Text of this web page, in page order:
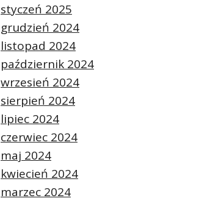
styczeń 2025
grudzień 2024
listopad 2024
październik 2024
wrzesień 2024
sierpień 2024
lipiec 2024
czerwiec 2024
maj 2024
kwiecień 2024
marzec 2024